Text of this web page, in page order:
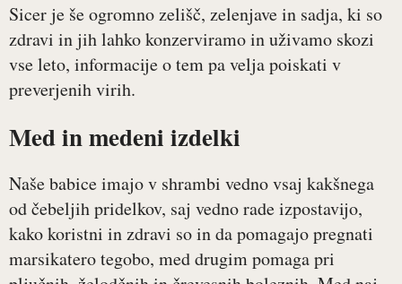
Sicer je še ogromno zelišč, zelenjave in sadja, ki so
zdravi in jih lahko konzerviramo in uživamo skozi
vse leto, informacije o tem pa velja poiskati v
preverjenih virih.
Med in medeni izdelki
Naše babice imajo v shrambi vedno vsaj kakšnega
od čebeljih pridelkov, saj vedno rade izpostavijo,
kako koristni in zdravi so in da pomagajo pregnati
marsikatero tegobo, med drugim pomaga pri